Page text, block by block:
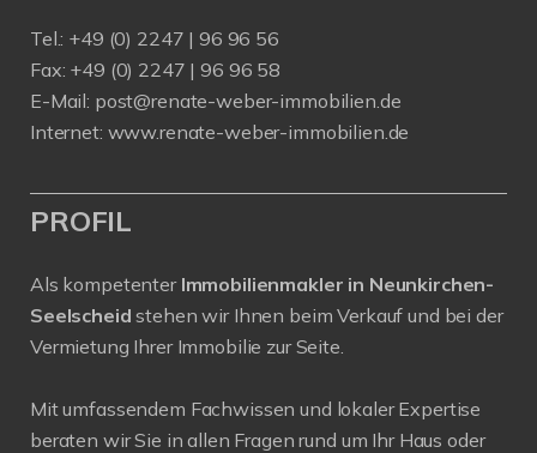
Tel.: +49 (0) 2247 | 96 96 56
Fax: +49 (0) 2247 | 96 96 58
E-Mail: post@renate-weber-immobilien.de
Internet: www.renate-weber-immobilien.de
PROFIL
Als kompetenter Immobilienmakler in Neunkirchen-
Seelscheidstehen wir Ihnen beim Verkauf und bei der
Vermietung Ihrer Immobilie zur Seite.
Mit umfassendem Fachwissen und lokaler Expertise
beraten wir Sie in allen Fragen rund um Ihr Haus oder